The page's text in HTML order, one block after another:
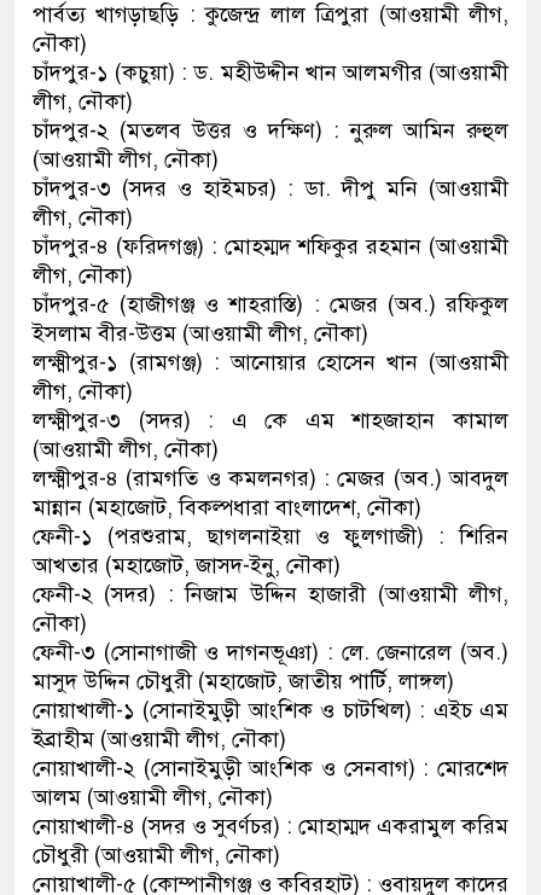
পার্বত্য খাগড়াছড়ি : কুজেন্দ্র লাল ত্রিপুরা (আওয়ামী লীগ,
নৌকা)
চাঁদপুর-১ (কচুয়া) : ড. মহীউদ্দীন খান আলমগীর (আওয়ামী
লীগ, নৌকা)
চাঁদপুর-২ (মতলব উত্তর ও দক্ষিণ) : নুরুল আমিন রুহুল
(আওয়ামী লীগ, নৌকা)
চাঁদপুর-৩ (সদর ও হাইমচর) : ডা. দীপু মনি (আওয়ামী
লীগ, নৌকা)
চাঁদপুর-৪ (ফরিদগঞ্জ) : মোহম্মদ শফিকুর রহমান (আওয়ামী
লীগ, নৌকা)
চাঁদপুর-৫ (হাজীগঞ্জ ও শাহরাস্তি) : মেজর (অব.) রফিকুল
ইসলাম বীর-উত্তম (আওয়ামী লীগ, নৌকা)
লক্ষ্মীপুর-১ (রামগঞ্জ) : আনোয়ার হোসেন খান (আওয়ামী
লীগ, নৌকা)
লক্ষ্মীপুর-৩ (সদর) : এ কে এম শাহজাহান কামাল
(আওয়ামী লীগ, নৌকা)
লক্ষ্মীপুর-৪ (রামগতি ও কমলনগর) : মেজর (অব.) আবদুল
মান্নান (মহাজোট, বিকল্পধারা বাংলাদেশ, নৌকা)
ফেনী-১ (পরশুরাম, ছাগলনাইয়া ও ফুলগাজী) : শিরিন
আখতার (মহাজোট, জাসদ-ইনু, নৌকা)
ফেনী-২ (সদর) : নিজাম উদ্দিন হাজারী (আওয়ামী লীগ,
নৌকা)
ফেনী-৩ (সোনাগাজী ও দাগনভূঞা) : লে. জেনারেল (অব.)
মাসুদ উদ্দিন চৌধুরী (মহাজোট, জাতীয় পার্টি, লাঙ্গল)
নোয়াখালী-১ (সোনাইমুড়ী আংশিক ও চাটখিল) : এইচ এম
ইব্রাহীম (আওয়ামী লীগ, নৌকা)
নোয়াখালী-২ (সোনাইমুড়ী আংশিক ও সেনবাগ) : মোরশেদ
আলম (আওয়ামী লীগ, নৌকা)
নোয়াখালী-৪ (সদর ও সুবর্ণচর) : মোহাম্মদ একরামুল করিম
চৌধুরী (আওয়ামী লীগ, নৌকা)
নোয়াখালী-৫ (কোম্পানীগঞ্জ ও কবিরহাট) : ওবায়দুল কাদের